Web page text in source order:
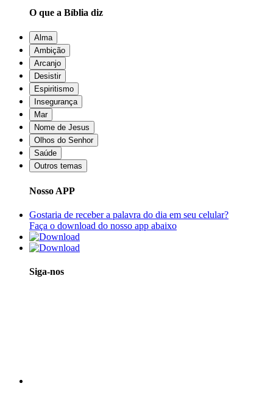
O que a Bíblia diz
Alma
Ambição
Arcanjo
Desistir
Espiritismo
Insegurança
Mar
Nome de Jesus
Olhos do Senhor
Saúde
Outros temas
Nosso APP
Gostaria de receber a palavra do dia em seu celular?
Faça o download do nosso app abaixo
Siga-nos